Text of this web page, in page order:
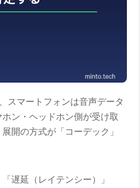
スマートフォンは音声データ
ン・ヘッドホン側が受け取
開の方式が「コーデック」
遅延（レイテンシー）」